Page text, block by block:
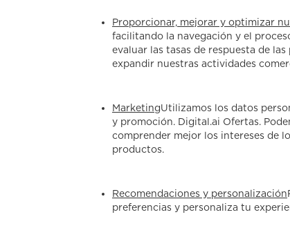
Proporcionar, mejorar y optimizar
facilitando la navegación y el
evaluar las tasas de respuesta de
expandir nuestras actividades
MarketingUtilizamos los datos
y promoción. Digital.ai Ofertas.
comprender mejor los intereses de
productos.
Recomendaciones y personalización
preferencias y personaliza tu